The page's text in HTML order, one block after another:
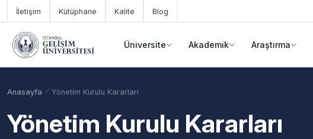
Ana içeriğe geç
İletişim Kütüphane Kalite Blog
Üniversite Akademik Araştırma
Anasayfa Yönetim Kurulu Kararları
Yönetim Kurulu Kararları